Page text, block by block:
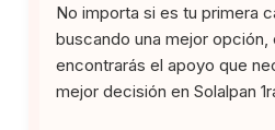
No importa si es tu primera
buscando una mejor opción,
encontrarás el apoyo que
mejor decisión en Solalpan